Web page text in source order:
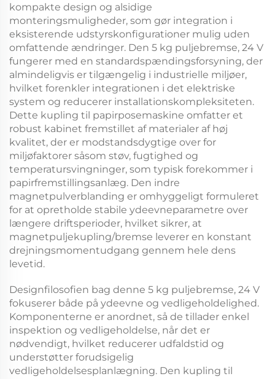
kompakte design og alsidige
monteringsmuligheder, som gør integration i
eksisterende udstyrskonfigurationer mulig uden
omfattende ændringer. Den 5 kg puljebremse, 24 V
fungerer med en standardspændingsforsyning, der
almindeligvis er tilgængelig i industrielle miljøer,
hvilket forenkler integrationen i det elektriske
system og reducerer installationskompleksiteten.
Dette kupling til papirposemaskine omfatter et
robust kabinet fremstillet af materialer af høj
kvalitet, der er modstandsdygtige over for
miljøfaktorer såsom støv, fugtighed og
temperatursvingninger, som typisk forekommer i
papirfremstillingsanlæg. Den indre
magnetpulverblanding er omhyggeligt formuleret
for at opretholde stabile ydeevneparametre over
længere driftsperioder, hvilket sikrer, at
magnetpuljekupling/bremse leverer en konstant
drejningsmomentudgang gennem hele dens
levetid.
Designfilosofien bag denne 5 kg puljebremse, 24 V
fokuserer både på ydeevne og vedligeholdelighed.
Komponenterne er anordnet, så de tillader enkel
inspektion og vedligeholdelse, når det er
nødvendigt, hvilket reducerer udfaldstid og
understøtter forudsigelig
vedligeholdelsesplanlægning. Den kupling til